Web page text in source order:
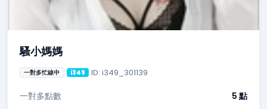
騷小媽媽
一對多忙線中 i349 ID: i349_301139
一對多點數 5 點